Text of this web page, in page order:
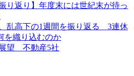
り返り】年度末には世紀末が待っ
乱高下の1週間を振り返る 3連休
を織り込むのか
望 不動産5社